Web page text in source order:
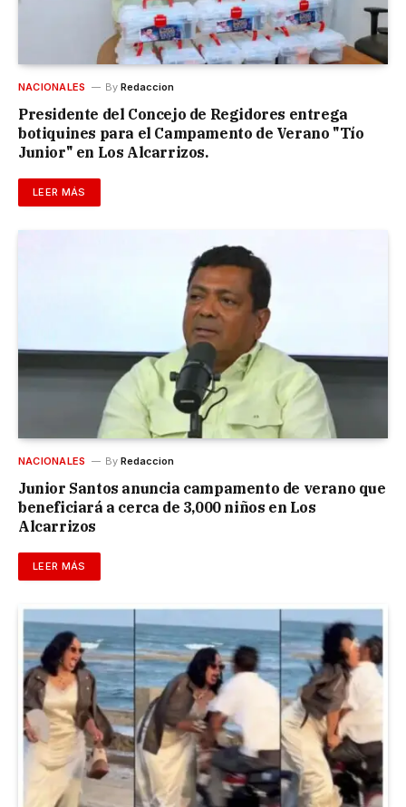
NACIONALES By Redaccion
Presidente del Concejo de Regidores entrega
botiquines para el Campamento de Verano "Tío
Junior" en Los Alcarrizos.
LEER MÁS
NACIONALES By Redaccion
Junior Santos anuncia campamento de verano que
beneficiará a cerca de 3,000 niños en Los
Alcarrizos
LEER MÁS